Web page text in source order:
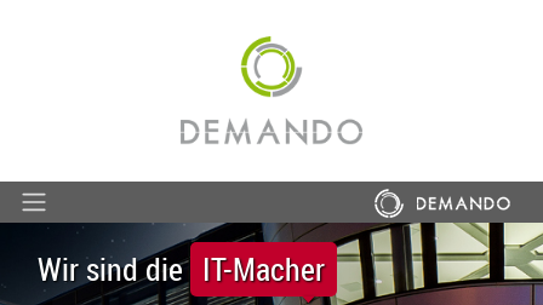
Wir sind die IT-Macher